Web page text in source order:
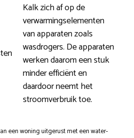
Kalk zich af op de
verwarmingselementen
van apparaten zoals
wasdrogers. De apparaten
werken daarom een stuk
minder efficiënt en
daardoor neemt het
stroomverbruik toe.
een woning uitgerust met een water-